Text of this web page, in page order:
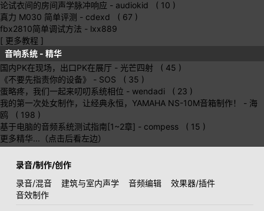
论试衣间的房间声学脉冲响应 - audiokid ( 10 )
真力 M030 简单评测 - cdexd ( 67 )
fbx2810简单调试方法 - lxx889
[ 更多教程 ]
音响系统 - 精华
国内PK在现场，出口PK在展厅 - 光芒四射 ( 45 )
《不要先指责你的设备》
- SOS ( 35 )
蛋略疼，我们一起来叨叨系统相位 - wendadi ( 23 )
我的第一次处女制作，让经典永恒，YAMAHA NS-10M音箱制作！
- 海
鸥 ( 198 )
基于电脑的音频系统测试指南[1~2章] - compess ( 15 )
更多精华...（点击后看左边）
录音/制作/创作
录音/混音
建筑与室内声学 音频编辑
效果器/插件
音效制作